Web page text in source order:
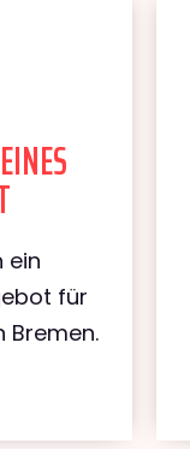
ein
für
Bremen.